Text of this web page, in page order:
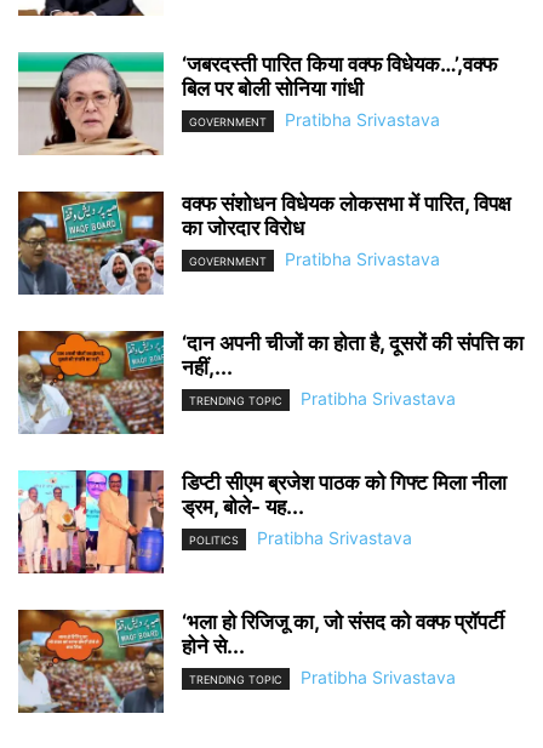
‘जबरदस्ती पारित किया वक्फ विधेयक…’,वक्फ
बिल पर बोली सोनिया गांधी
GOVERNMENT Pratibha Srivastava
वक्फ संशोधन विधेयक लोकसभा में पारित, विपक्ष
का जोरदार विरोध
GOVERNMENT Pratibha Srivastava
‘दान अपनी चीजों का होता है, दूसरों की संपत्ति का
नहीं,...
TRENDING TOPIC Pratibha Srivastava
डिप्टी सीएम ब्रजेश पाठक को गिफ्ट मिला नीला
ड्रम, बोले- यह...
POLITICS Pratibha Srivastava
‘भला हो रिजिजू का, जो संसद को वक्फ प्रॉपर्टी
होने से...
TRENDING TOPIC Pratibha Srivastava